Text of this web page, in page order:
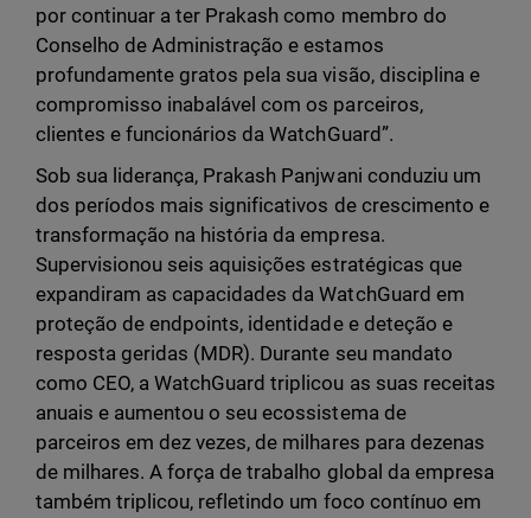
por continuar a ter Prakash como membro do
Conselho de Administração e estamos
profundamente gratos pela sua visão, disciplina e
compromisso inabalável com os parceiros,
clientes e funcionários da WatchGuard”.
Sob sua liderança, Prakash Panjwani conduziu um
dos períodos mais significativos de crescimento e
transformação na história da empresa.
Supervisionou seis aquisições estratégicas que
expandiram as capacidades da WatchGuard em
proteção de endpoints, identidade e deteção e
resposta geridas (MDR). Durante seu mandato
como CEO, a WatchGuard triplicou as suas receitas
anuais e aumentou o seu ecossistema de
parceiros em dez vezes, de milhares para dezenas
de milhares. A força de trabalho global da empresa
também triplicou, refletindo um foco contínuo em